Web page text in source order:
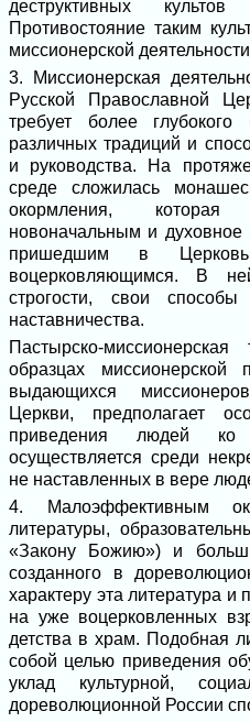
деструктивных
Противостояние таким
миссионерской
3. Миссионерская
Русской Православной
требует более глубокого
различных традиций и
и руководства. На
среде сложилась
окормления, которая
новоначальным и
пришедшим в
воцерковляющимся. В
строгости, свои
наставничества.
Пастырско-
образцах миссионерской
выдающихся
Церкви, предполагает
приведения людей ко
осуществляется среди
не наставленных в вере
4. Малоэффективным
литературы,
«Закону Божию») и
созданного в
характеру эта литература
на уже воцерковленных
детства в храм. Подобная
собой целью приведения
уклад культурной,
дореволюционной России